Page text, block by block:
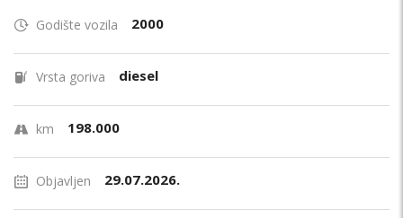
Godište vozila 2000
Vrsta goriva diesel
km 198.000
Objavljen 29.07.2026.